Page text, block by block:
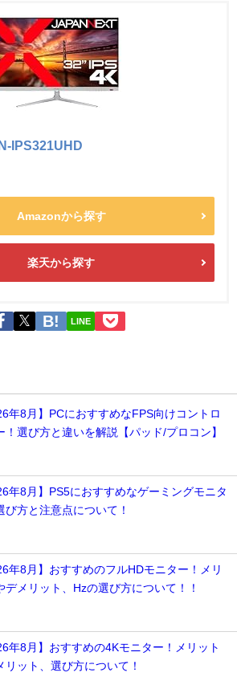
IPS321UHD
Amazonから探す
楽天から探す
LINE
年8月】PCにおすすめなFPS向けコントロ
！選び方と違いを解説【パッド/プロコン】
年8月】PS5におすすめなゲーミングモニタ
び方と注意点について！
年8月】おすすめのフルHDモニター！メリ
デメリット、Hzの選び方について！！
年8月】おすすめの4Kモニター！メリット
リット、選び方について！